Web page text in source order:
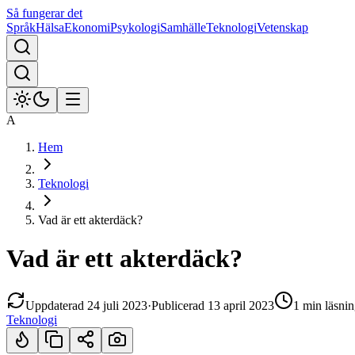
Så fungerar det
SpråkHälsaEkonomiPsykologiSamhälleTeknologiVetenskap
A
Hem
Teknologi
Vad är ett akterdäck?
Vad är ett akterdäck?
Uppdaterad 24 juli 2023·Publicerad 13 april 2023 1 min
Teknologi